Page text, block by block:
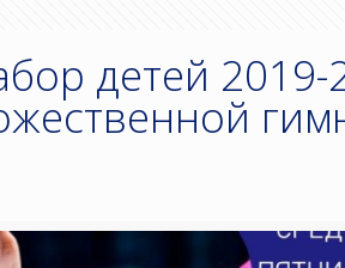
детей 2019-